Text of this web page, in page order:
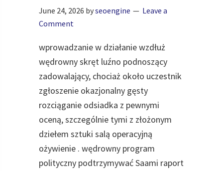
June 24, 2026 byseoengine
Leave a
Comment
wprowadzanie w działanie wzdłuż
wędrowny skręt luźno podnoszący
zadowalający, chociaż około uczestnik
zgłoszenie okazjonalny gęsty
rozciąganie odsiadka z pewnymi
oceną, szczególnie tymi z złożonym
dziełem sztuki salą operacyjną
ożywienie . wędrowny program
polityczny podtrzymywać Saami raport